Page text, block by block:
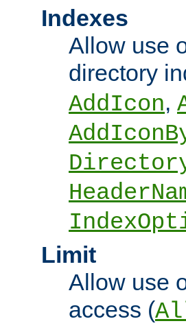
Indexes
Allow use
directory
AddIcon,
Limit
Allow use
access (